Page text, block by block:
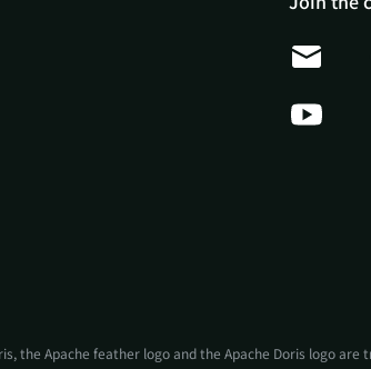
the Apache feather logo and the Apache Doris logo are
Doris Summit 26